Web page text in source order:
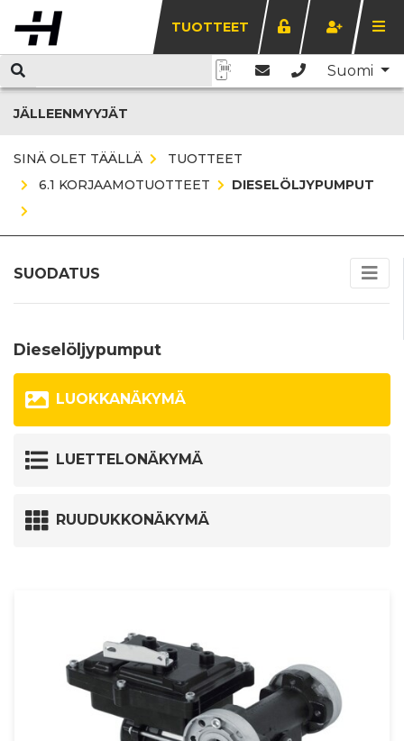
TUOTTEET
Suomi
JÄLLEENMYYJÄT
SINÄ OLET TÄÄLLÄ
TUOTTEET
6.1 KORJAAMOTUOTTEET
DIESELÖLJYPUMPUT
SUODATUS
Dieselöljypumput
LUOKKANÄKYMÄ
LUETTELONÄKYMÄ
RUUDUKKONÄKYMÄ